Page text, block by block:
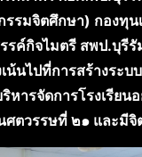
รมจิตศึกษา) กองทุน
รค์กิจไมตรี สพป.บุรี
น้นไปที่การสร้างระ
ริหารจัดการโรงเรี
ศตวรรษที่ ๒๑ และมี